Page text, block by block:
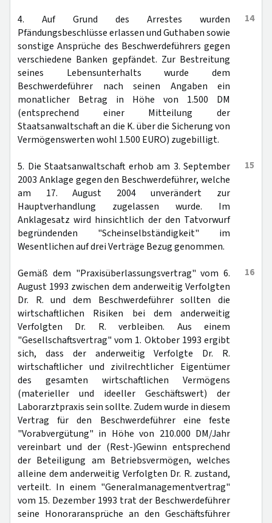
14
4. Auf Grund des Arrestes wurden
Pfändungsbeschlüsse erlassen und Guthaben sowie
sonstige Ansprüche des Beschwerdeführers gegen
verschiedene Banken gepfändet. Zur Bestreitung
seines Lebensunterhalts wurde dem
Beschwerdeführer nach seinen Angaben ein
monatlicher Betrag in Höhe von 1.500 DM
(entsprechend einer Mitteilung der
Staatsanwaltschaft an die K. über die Sicherung von
Vermögenswerten wohl 1.500 EURO) zugebilligt.
15
5. Die Staatsanwaltschaft erhob am 3. September
2003 Anklage gegen den Beschwerdeführer, welche
am 17. August 2004 unverändert zur
Hauptverhandlung zugelassen wurde. Im
Anklagesatz wird hinsichtlich der den Tatvorwurf
begründenden "Scheinselbständigkeit" im
Wesentlichen auf drei Verträge Bezug genommen.
16
Gemäß dem "Praxisüberlassungsvertrag" vom 6.
August 1993 zwischen dem anderweitig Verfolgten
Dr. R. und dem Beschwerdeführer sollten die
wirtschaftlichen Risiken bei dem anderweitig
Verfolgten Dr. R. verbleiben. Aus einem
"Gesellschaftsvertrag" vom 1. Oktober 1993 ergibt
sich, dass der anderweitig Verfolgte Dr. R.
wirtschaftlicher und zivilrechtlicher Eigentümer
des gesamten wirtschaftlichen Vermögens
(materieller und ideeller Geschäftswert) der
Laborarztpraxis sein sollte. Zudem wurde in diesem
Vertrag für den Beschwerdeführer eine feste
"Vorabvergütung" in Höhe von 210.000 DM/Jahr
vereinbart und der (Rest-)Gewinn entsprechend
der Beteiligung am Betriebsvermögen, welches
alleine dem anderweitig Verfolgten Dr. R. zustand,
verteilt. In einem "Generalmanagementvertrag"
vom 15. Dezember 1993 trat der Beschwerdeführer
seine Honoraransprüche an den Geschäftsführer